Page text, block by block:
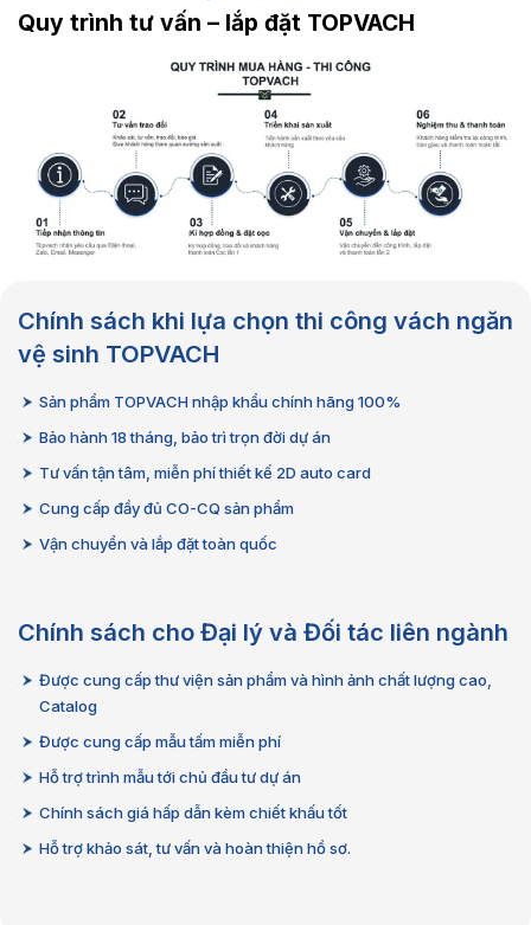
Quy trình tư vấn – lắp đặt TOPVACH
Chính sách khi lựa chọn thi công vách ngăn
vệ sinh TOPVACH
Sản phẩm TOPVACH nhập khẩu chính hãng 100%
Bảo hành 18 tháng, bảo trì trọn đời dự án
Tư vấn tận tâm, miễn phí thiết kế 2D auto card
Cung cấp đầy đủ CO-CQ sản phẩm
Vận chuyển và lắp đặt toàn quốc
Chính sách cho Đại lý và Đối tác liên ngành
Được cung cấp thư viện sản phẩm và hình ảnh chất lượng cao,
Catalog
Được cung cấp mẫu tấm miễn phí
Hỗ trợ trình mẫu tới chủ đầu tư dự án
Chính sách giá hấp dẫn kèm chiết khấu tốt
Hỗ trợ khảo sát, tư vấn và hoàn thiện hồ sơ.